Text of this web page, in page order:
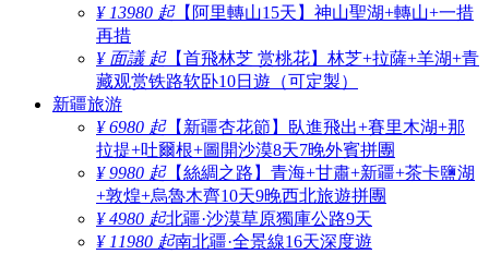
¥ 13980 起【阿里轉山15天】神山聖湖+轉山+一措
再措
¥ 面議 起【首飛林芝 赏桃花】林芝+拉薩+羊湖+青
藏观赏铁路软卧10日遊（可定製）
新疆旅游
¥ 6980 起【新疆杏花節】臥進飛出+賽里木湖+那
拉提+吐爾根+圖開沙漠8天7晚外賓拼團
¥ 9980 起【絲綢之路】青海+甘肅+新疆+茶卡鹽湖
+敦煌+烏魯木齊10天9晚西北旅遊拼團
¥ 4980 起北疆·沙漠草原獨庫公路9天
¥ 11980 起南北疆·全景線16天深度遊